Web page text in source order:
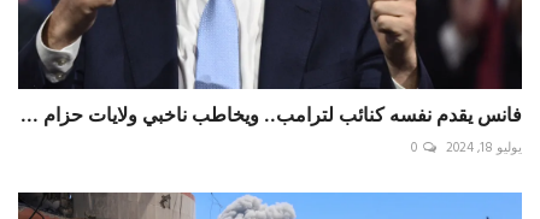
فانس يقدم نفسه كنائب لترامب.. ويخاطب ناخبي ولايات حزام ...
يوليو 18, 2024 0